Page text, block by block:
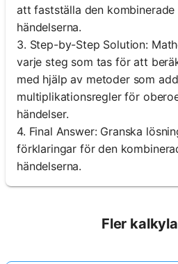
att fastställa den
händelserna.
3. Step-by-Step Solution:
varje steg som tas för att
med hjälp av metoder som
multiplikationsregler för
händelser.
4. Final Answer: Granska
förklaringar för den
händelserna.
Fler